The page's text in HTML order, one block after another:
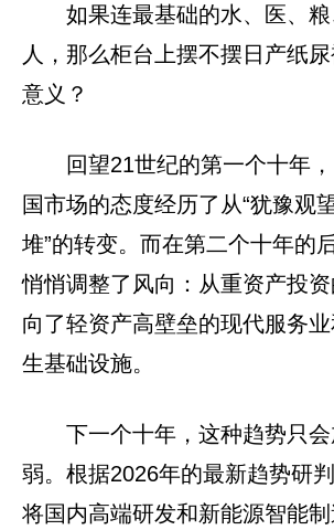
如果连最基础的水、医、
人，那么柜台上摆不摆日产纸
意义？
回望21世纪的第一个十年
国市场的态度经历了从“犹豫观
堆”的转变。而在第二个十年的
悄悄调整了风向：从重资产投
向了轻资产高壁垒的现代服务
生基础设施。
下一个十年，这种趋势只
弱。根据2026年的最新趋势研
将国内高端研发和新能源智能制